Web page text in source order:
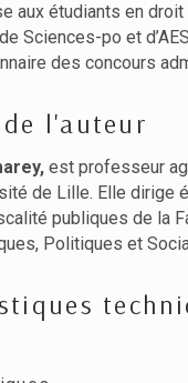
aux étudiants en
Sciences-po et
des concours
l'auteur
est professeur
de Lille. Elle dirige
publiques de la
Politiques et